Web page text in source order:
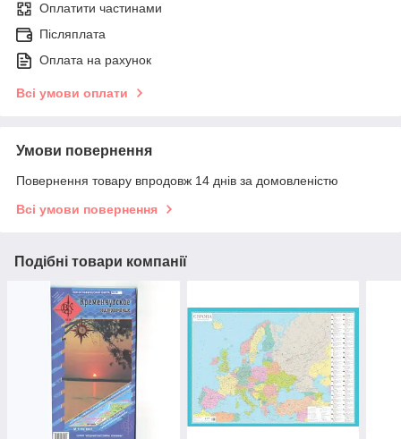
Оплатити частинами
Післяплата
Оплата на рахунок
Всі умови оплати
Умови повернення
Повернення товару впродовж 14 днів за домовленістю
Всі умови повернення
Подібні товари компанії